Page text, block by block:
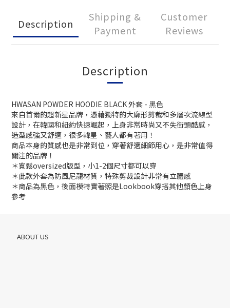
Description
Shipping &
Payment
Customer
Reviews
Description
HWASAN POWDER HOODIE BLACK 外套 - 黑色
來自首爾的超新星品牌，憑藉獨特的大廓形剪裁和多層次流線型
設計，在韓國和紐約快速崛起，上身非常時尚又不失街頭酷感，
造型感強又舒適，很多韓星、藝人都有著用！
商品本身的質感也是非常到位，穿著舒適細節用心，是非常值得
關注的品牌！
＊寬鬆oversized版型，小1-2個尺寸都可以穿
＊此款外套為防風尼龍材質，特殊剪裁設計非常有立體感
＊商品為黑色，後面模特實著照是Lookbook穿搭其他顏色上身
參考
ABOUT US